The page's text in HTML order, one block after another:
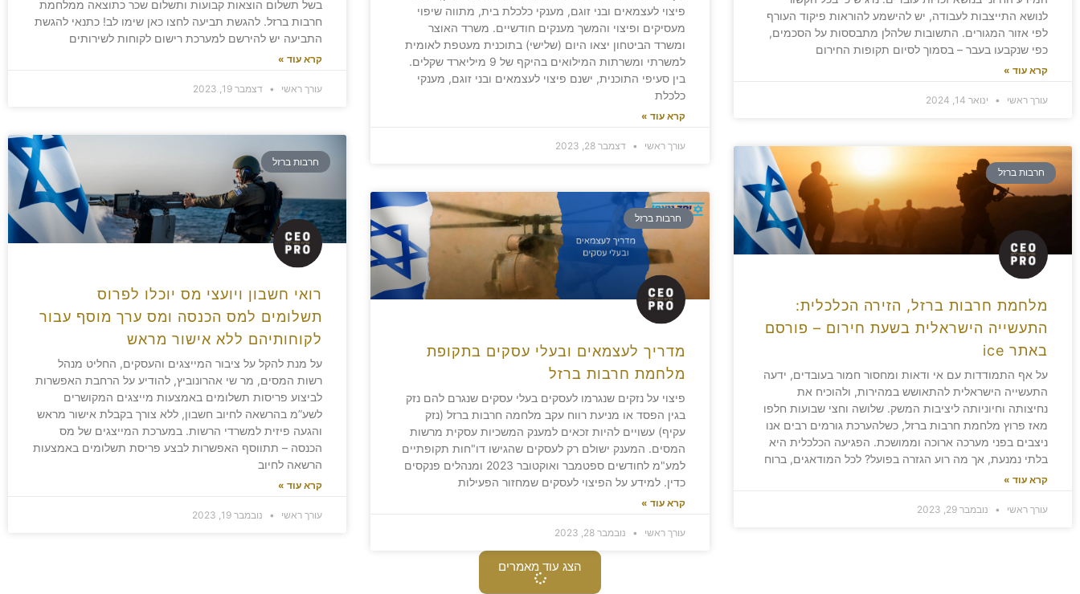
לנושא התייצבות לעבודה, יש להישמע להוראות פיקוד העורף
לפי אזור המגורים. התשובות שלהלן מתבססות על הסכמים,
כפי שנקבעו בעבר – בסמוך לסיום תקופות החירום
קרא עוד »
עורך ראשי ינואר 14, 2024
פיצוי לעצמאים ובני זוגם, מענקי כלכלת בית, מתווה שיפוי
מעסיקים ופיצוי והמשך מענקים חודשיים. משרד האוצר
ומשרד הביטחון יצאו היום (שלישי) בתוכנית מעטפת לאומית
למשרתי ומשרתות המילואים בהיקף של 9 מיליארד שקלים.
בין סעיפי התוכנית, ישנם פיצוי לעצמאים ובני זוגם, מענקי
כלכלת
קרא עוד »
עורך ראשי דצמבר 28, 2023
בשל תשלום הוצאות קבועות ותשלום שכר כתוצאה ממלחמת
חרבות ברזל. להגשת תביעה לחצו כאן שימו לב! כתנאי להגשת
התביעה יש להירשם למערכת רישום לקוחות לשירותים
קרא עוד »
עורך ראשי דצמבר 19, 2023
חרבות ברזל
מלחמת חרבות ברזל, הזירה הכלכלית:
התעשייה הישראלית בשעת חירום – פורסם
באתר ice
על אף התמודדות עם אי ודאות ומחסור חמור בעובדים, ידעה
התעשייה הישראלית להתאושש במהירות, ולהוכיח את
נחיצותה וחיוניותה ליציבות המשק. שלושה וחצי שבועות חלפו
מאז פרוץ מלחמת חרבות ברזל, כשלהערכת גורמים רבים אנו
ניצבים בפני מערכה ארוכה וממושכת. הפגיעה הכלכלית היא
בלתי נמנעת, אך מה רוע הגזרה בפועל? לכל המודאגים, ברוח
קרא עוד »
עורך ראשי נובמבר 29, 2023
חרבות ברזל
מדריך לעצמאים ובעלי עסקים בתקופת
מלחמת חרבות ברזל
פיצוי על נזקים שנגרמו לעסקים בעלי עסקים שנגרם להם נזק
בגין הפסד או מניעת רווח עקב מלחמה חרבות ברזל (נזק
עקיף) עשויים להיות זכאים למענק המשכיות עסקית מרשות
המסים. המענק ישולם רק לעסקים שהגישו דו"חות תקופתיים
למע"מ לחודשים ספטמבר ואוקטובר 2023 ומנהלים פנקסים
כדין. למידע על הפיצוי לעסקים שמחזור הפעילות
קרא עוד »
עורך ראשי נובמבר 28, 2023
חרבות ברזל
רואי חשבון ויועצי מס יוכלו לפרוס
תשלומים למס הכנסה ומס ערך מוסף עבור
לקוחותיהם ללא אישור מראש
על מנת להקל על ציבור המייצגים והעסקים, החליט מנהל
רשות המסים, מר שי אהרונוביץ, להודיע על הרחבת האפשרות
לביצוע פריסות תשלומים באמצעות מייצגים המקושרים
לשע”מ בהרשאה לחיוב חשבון, ללא צורך בקבלת אישור מראש
והגעה פיזית למשרדי הרשות. במערכת המייצגים של מס
הכנסה – תתווסף האפשרות לבצע פריסת תשלומים באמצעות
הרשאה לחיוב
קרא עוד »
עורך ראשי נובמבר 19, 2023
הצג עוד מאמרים